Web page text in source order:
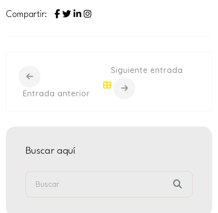
Compartir:
Entrada anterior
Siguiente entrada
Buscar aquí